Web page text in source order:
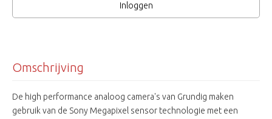
Inloggen
Omschrijving
De high performance analoog camera's van Grundig maken
gebruik van de Sony Megapixel sensor technologie met een